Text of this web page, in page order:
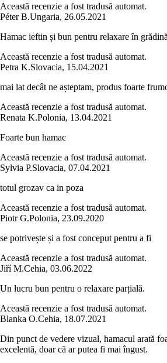
Această recenzie a fost tradusă automat.
Péter B.Ungaria, 26.05.2021
Hamac ieftin și bun pentru relaxare în
Această recenzie a fost tradusă automat.
Petra K.Slovacia, 15.04.2021
mai lat decât ne așteptam, produs foarte
Această recenzie a fost tradusă automat.
Renata K.Polonia, 13.04.2021
Foarte bun hamac
Această recenzie a fost tradusă automat.
Sylvia P.Slovacia, 07.04.2021
totul grozav ca in poza
Această recenzie a fost tradusă automat.
Piotr G.Polonia, 23.09.2020
se potrivește și a fost conceput pentru a fi
Această recenzie a fost tradusă automat.
Jiří M.Cehia, 03.06.2022
Un lucru bun pentru o relaxare parțială.
Această recenzie a fost tradusă automat.
Blanka O.Cehia, 18.07.2021
Din punct de vedere vizual, hamacul arată
excelentă, doar că ar putea fi mai îngust.